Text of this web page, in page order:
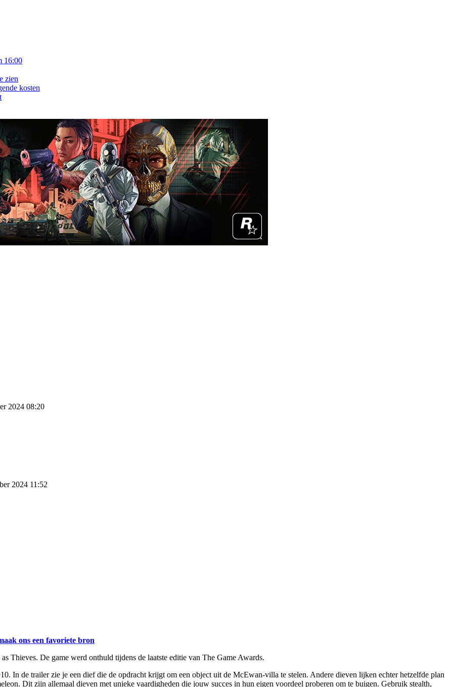
16:00
zien
kosten
2024 08:20
2024 11:52
ons een favoriete bron
Thieves. De game werd onthuld tijdens de laatste editie van The Game Awards.
In de trailer zie je een dief die de opdracht krijgt om een object uit de McEwan-villa te stelen. Andere dieven lijken echter hetzelfde plan
Dit zijn allemaal dieven met unieke vaardigheden die jouw succes in hun eigen voordeel proberen om te buigen. Gebruik stealth,